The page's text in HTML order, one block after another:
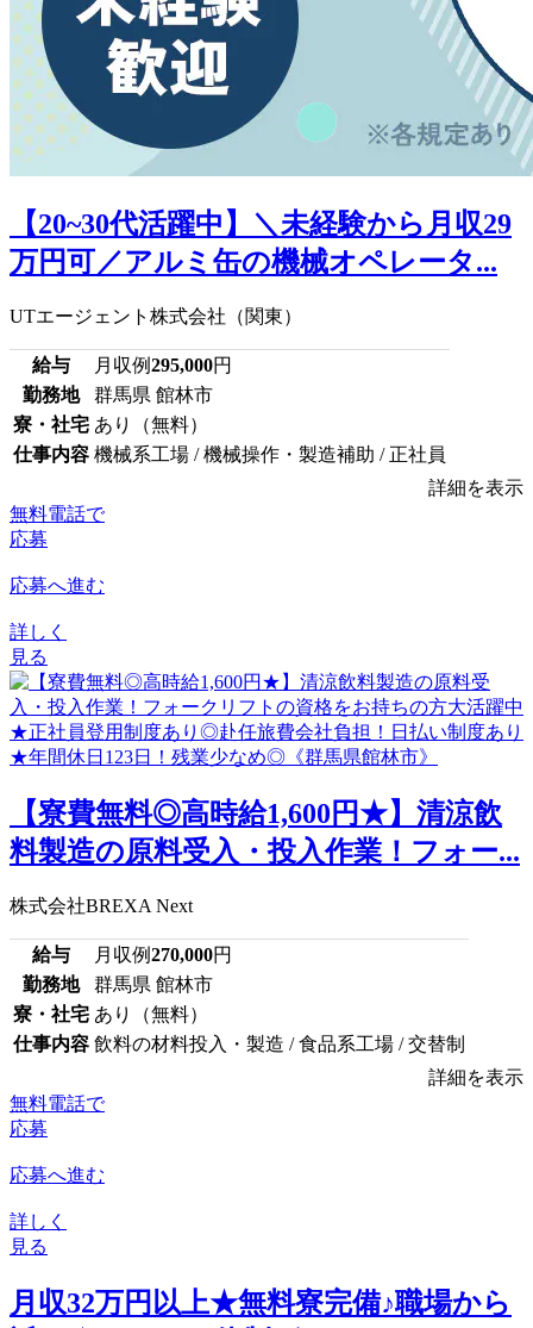
【20~30代活躍中】＼未経験から月収29
万円可／アルミ缶の機械オペレータ...
UTエージェント株式会社（関東）
給与 月収例295,000円
勤務地
群馬県 館林市
寮・社宅 あり（無料）
仕事内容 機械系工場 / 機械操作・製造補助 / 正社員
詳細を表示
無料電話で
応募
応募へ進む
詳しく
見る
【寮費無料◎高時給1,600円★】清涼飲
料製造の原料受入・投入作業！フォー...
株式会社BREXA Next
給与 月収例270,000円
勤務地
群馬県 館林市
寮・社宅 あり（無料）
仕事内容 飲料の材料投入・製造 / 食品系工場 / 交替制
詳細を表示
無料電話で
応募
応募へ進む
詳しく
見る
月収32万円以上★無料寮完備♪職場から